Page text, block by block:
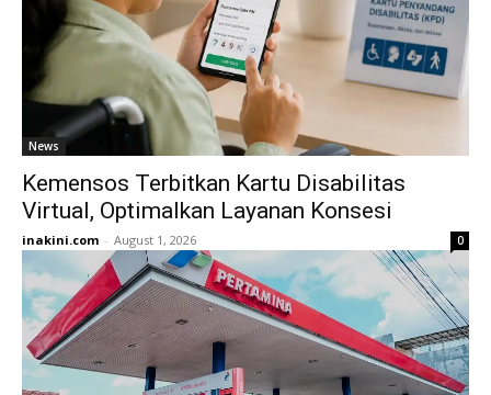
News
Kemensos Terbitkan Kartu Disabilitas
Virtual, Optimalkan Layanan Konsesi
inakini.com - August 1, 2026 0